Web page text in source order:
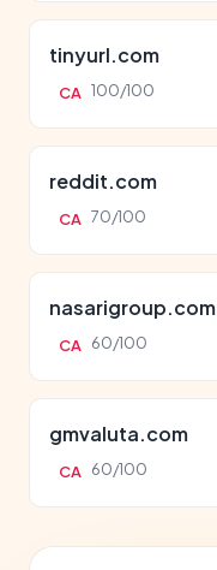
tinyurl.com
CA 100/100
reddit.com
CA 70/100
nasarigroup.com
CA 60/100
gmvaluta.com
CA 60/100